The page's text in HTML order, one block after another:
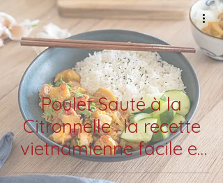
Poulet Sauté à la
Citronnelle : la recette
vietnamienne facile et
ultra parfumée